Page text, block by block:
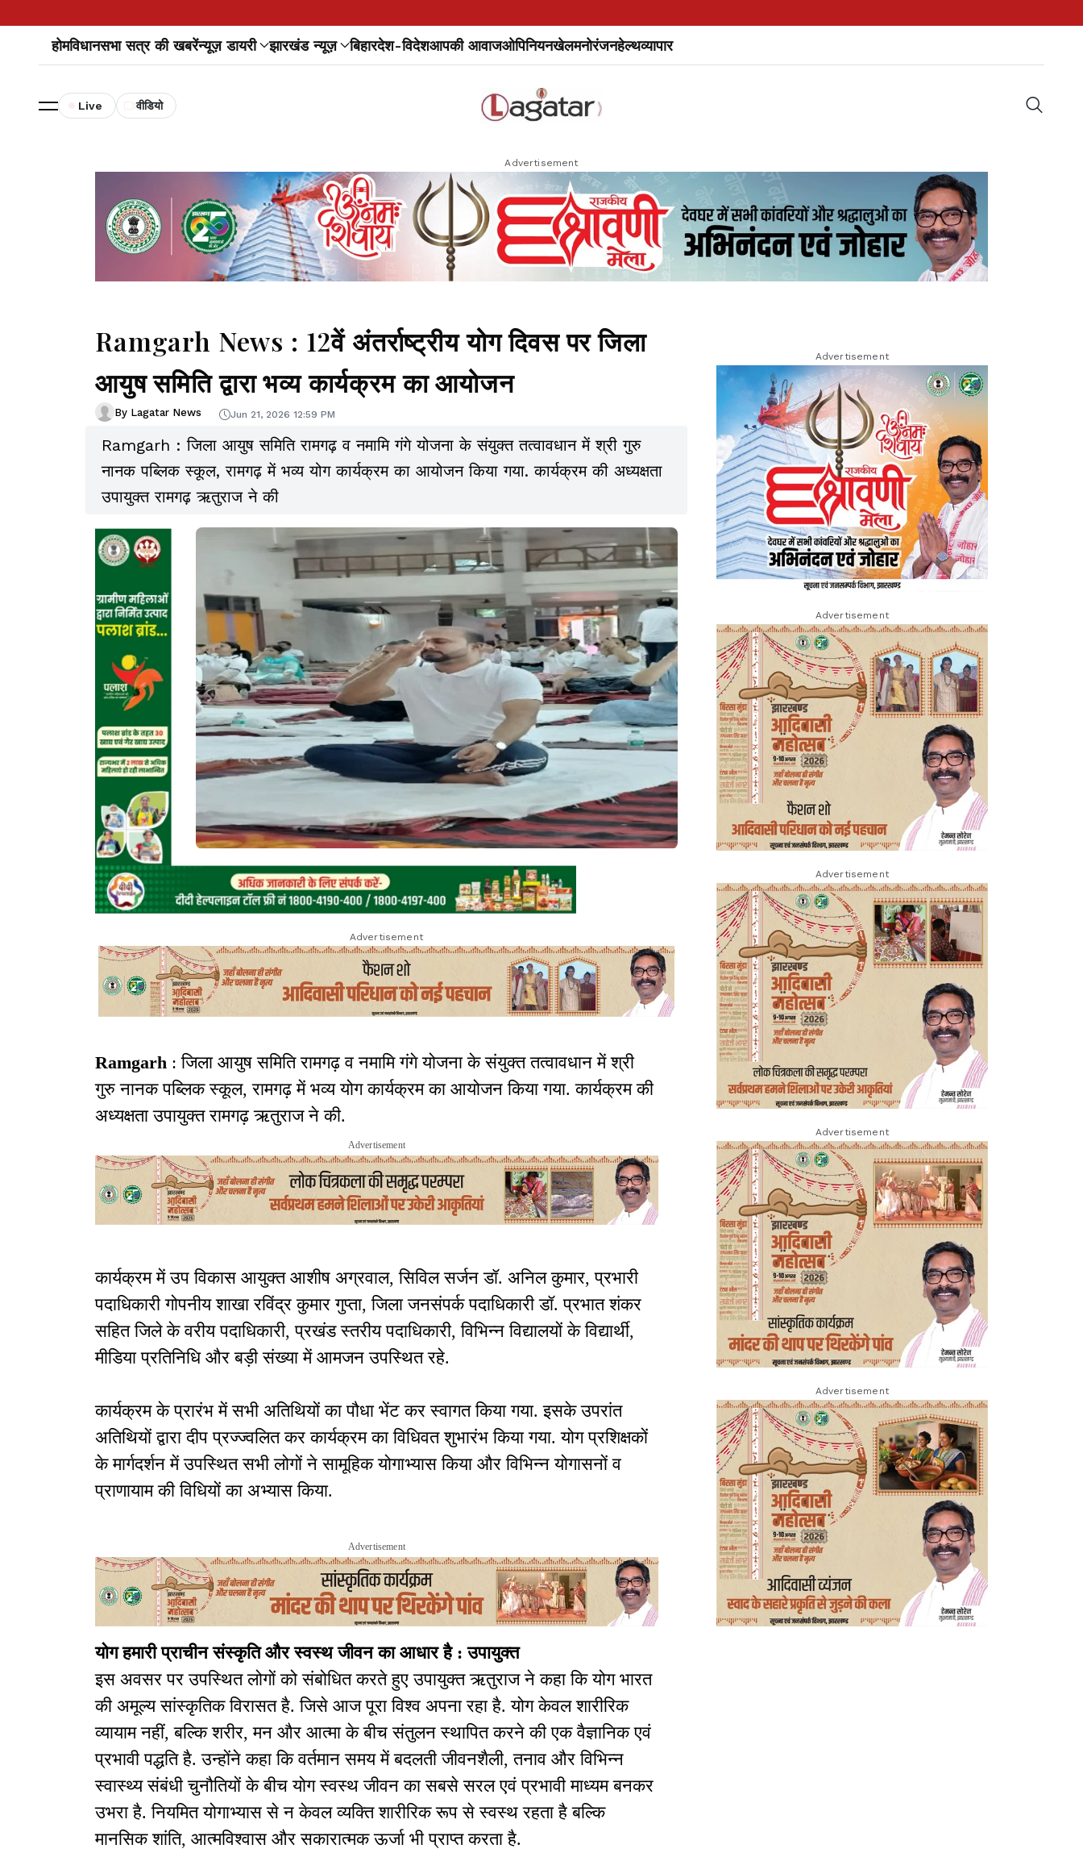
होमविधानसभा सत्र की खबरेंन्यूज़ डायरी झारखंड न्यूज़ बिहारदेश-विदेशआपकी आवाजओपिनियनखेलमनोरंजनहेल्थव्यापार
Live वीडियो
Advertisement
Ramgarh News : 12वें अंतर्राष्ट्रीय योग दिवस पर जिला
आयुष समिति द्वारा भव्य कार्यक्रम का आयोजन
By Lagatar News Jun 21, 2026 12:59 PM
Ramgarh : जिला आयुष समिति रामगढ़ व नमामि गंगे योजना के संयुक्त तत्वावधान में श्री गुरु
नानक पब्लिक स्कूल, रामगढ़ में भव्य योग कार्यक्रम का आयोजन किया गया. कार्यक्रम की अध्यक्षता
उपायुक्त रामगढ़ ऋतुराज ने की
Advertisement
Ramgarh : जिला आयुष समिति रामगढ़ व नमामि गंगे योजना के संयुक्त तत्वावधान में श्री
गुरु नानक पब्लिक स्कूल, रामगढ़ में भव्य योग कार्यक्रम का आयोजन किया गया. कार्यक्रम की
अध्यक्षता उपायुक्त रामगढ़ ऋतुराज ने की.
Advertisement
कार्यक्रम में उप विकास आयुक्त आशीष अग्रवाल, सिविल सर्जन डॉ. अनिल कुमार, प्रभारी
पदाधिकारी गोपनीय शाखा रविंद्र कुमार गुप्ता, जिला जनसंपर्क पदाधिकारी डॉ. प्रभात शंकर
सहित जिले के वरीय पदाधिकारी, प्रखंड स्तरीय पदाधिकारी, विभिन्न विद्यालयों के विद्यार्थी,
मीडिया प्रतिनिधि और बड़ी संख्या में आमजन उपस्थित रहे.
कार्यक्रम के प्रारंभ में सभी अतिथियों का पौधा भेंट कर स्वागत किया गया. इसके उपरांत
अतिथियों द्वारा दीप प्रज्ज्वलित कर कार्यक्रम का विधिवत शुभारंभ किया गया. योग प्रशिक्षकों
के मार्गदर्शन में उपस्थित सभी लोगों ने सामूहिक योगाभ्यास किया और विभिन्न योगासनों व
प्राणायाम की विधियों का अभ्यास किया.
Advertisement
योग हमारी प्राचीन संस्कृति और स्वस्थ जीवन का आधार है : उपायुक्त
इस अवसर पर उपस्थित लोगों को संबोधित करते हुए उपायुक्त ऋतुराज ने कहा कि योग भारत
की अमूल्य सांस्कृतिक विरासत है. जिसे आज पूरा विश्व अपना रहा है. योग केवल शारीरिक
व्यायाम नहीं, बल्कि शरीर, मन और आत्मा के बीच संतुलन स्थापित करने की एक वैज्ञानिक एवं
प्रभावी पद्धति है. उन्होंने कहा कि वर्तमान समय में बदलती जीवनशैली, तनाव और विभिन्न
स्वास्थ्य संबंधी चुनौतियों के बीच योग स्वस्थ जीवन का सबसे सरल एवं प्रभावी माध्यम बनकर
उभरा है. नियमित योगाभ्यास से न केवल व्यक्ति शारीरिक रूप से स्वस्थ रहता है बल्कि
मानसिक शांति, आत्मविश्वास और सकारात्मक ऊर्जा भी प्राप्त करता है.
Advertisement
Advertisement
Advertisement
Advertisement
Advertisement